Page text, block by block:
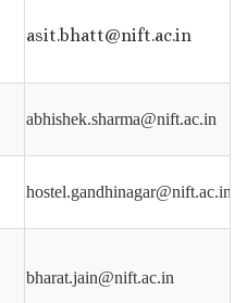
asit.bhatt@nift.ac.in
abhishek.sharma@nift.ac.in
hostel.gandhinagar@nift.ac.in
bharat.jain@nift.ac.in